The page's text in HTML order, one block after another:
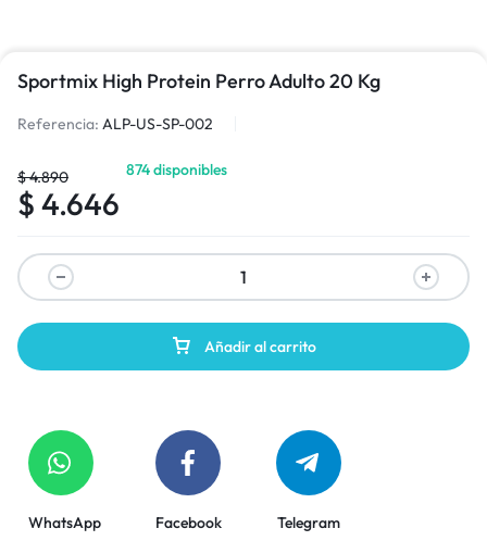
Sportmix High Protein Perro Adulto 20 Kg
Referencia: ALP-US-SP-002
$4.890
$ 4.646
874 disponibles
Añadir al carrito
WhatsApp Facebook Telegram